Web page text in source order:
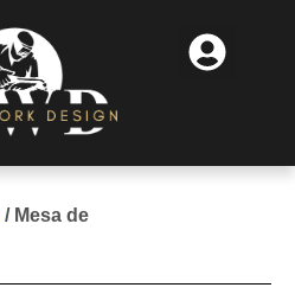
/ Mesa de